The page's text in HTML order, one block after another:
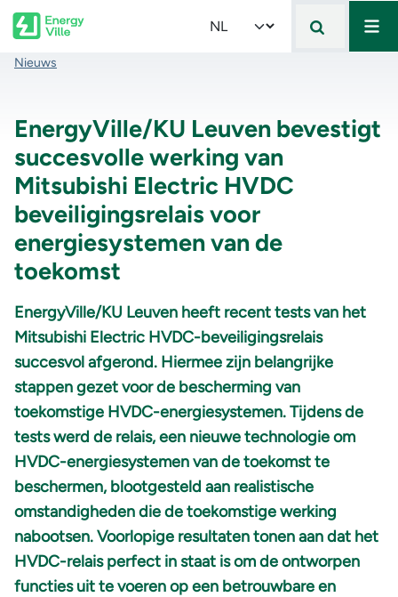
Skip to main content
Select your language
Kruimelpad
Nieuws
EnergyVille/KU Leuven bevestigt
succesvolle werking van
Mitsubishi Electric HVDC
beveiligingsrelais voor
energiesystemen van de
toekomst
EnergyVille/KU Leuven heeft recent tests van het
Mitsubishi Electric HVDC-beveiligingsrelais
succesvol afgerond. Hiermee zijn belangrijke
stappen gezet voor de bescherming van
toekomstige HVDC-energiesystemen. Tijdens de
tests werd de relais, een nieuwe technologie om
HVDC-energiesystemen van de toekomst te
beschermen, blootgesteld aan realistische
omstandigheden die de toekomstige werking
nabootsen. Voorlopige resultaten tonen aan dat het
HVDC-relais perfect in staat is om de ontworpen
functies uit te voeren op een betrouwbare en